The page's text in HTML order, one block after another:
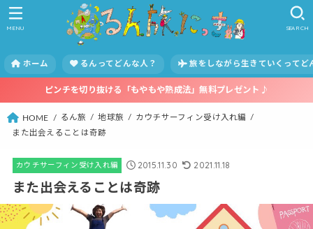
ホーム るんってどんな人？ 旅をしながら生きていくってど
SEARCH
MENU
ピンチを切り抜ける「もやもや熟成法」無料プレゼント♪
HOME るん旅 地球旅
カウチサーフィン受け入れ編
また出会えることは奇跡
カウチサーフィン受け入れ編 2015.11.30 2021.11.18
また出会えることは奇跡